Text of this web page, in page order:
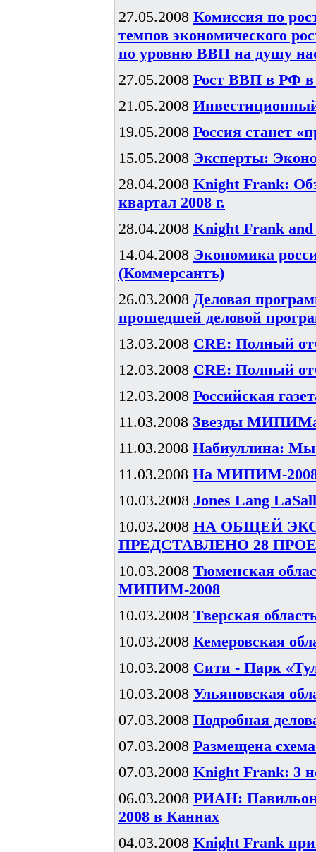
27.05.2008 Комиссия по
темпов экономического
по уровню ВВП на душу
27.05.2008 Рост ВВП в РФ в
21.05.2008
19.05.2008 Россия станет
15.05.2008 Эксперты:
28.04.2008 Knight Frank:
квартал 2008 г.
28.04.2008 Knight Frank and
14.04.2008 Экономика
(Коммерсантъ)
26.03.2008 Деловая
прошедшей деловой
13.03.2008 CRE: Полный
12.03.2008 CRE: Полный
12.03.2008 Российская
11.03.2008 Звезды МИПИМа:
11.03.2008 Набиуллина: Мы
11.03.2008 На МИПИМ-2008
10.03.2008 Jones Lang
10.03.2008 НА ОБЩЕЙ
ПРЕДСТАВЛЕНО 28
10.03.2008 Тюменская
МИПИМ-2008
10.03.2008 Тверская
10.03.2008 Кемеровская
10.03.2008 Сити - Парк
10.03.2008 Ульяновская
07.03.2008 Подробная
07.03.2008 Размещена
07.03.2008 Knight Frank: 3
06.03.2008 РИАН: Павильон
2008 в Каннах
04.03.2008 Knight Frank